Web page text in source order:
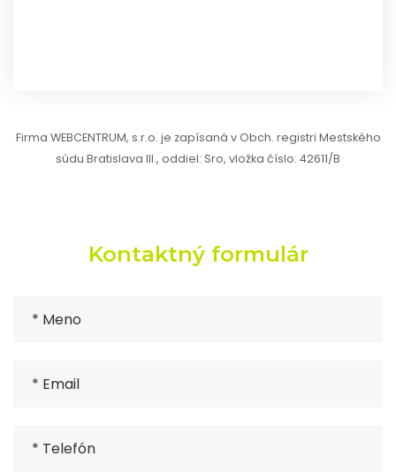
Firma WEBCENTRUM, s.r.o. je zapísaná v Obch. registri Mestského
súdu Bratislava III., oddiel: Sro, vložka číslo: 42611/B
Kontaktný formulár